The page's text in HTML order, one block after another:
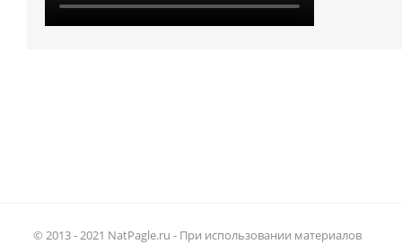
© 2013 - 2021 NatPagle.ru - При использовании материалов